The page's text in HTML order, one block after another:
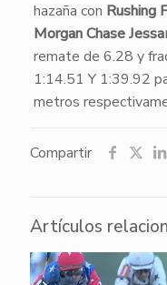
hazaña con Rushing
Morgan Chase
remate de 6.28 y
1:14.51 Y 1:39.92
metros
Compartir
Artículos